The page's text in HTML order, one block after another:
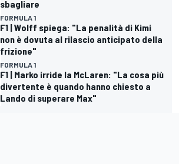
sbagliare
FORMULA 1
F1 | Wolff spiega: "La penalità di Kimi
non è dovuta al rilascio anticipato della
frizione"
FORMULA 1
F1 | Marko irride la McLaren: "La cosa più
divertente è quando hanno chiesto a
Lando di superare Max"